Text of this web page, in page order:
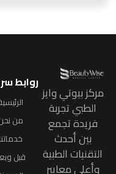
بيوتي وايز
الطبي تجربة
فريدة تجمع
بين أحدث
الطبية
معايير
روابط سريعة
الرئيسية
من نحن
خدماتنا
قبل وبعد